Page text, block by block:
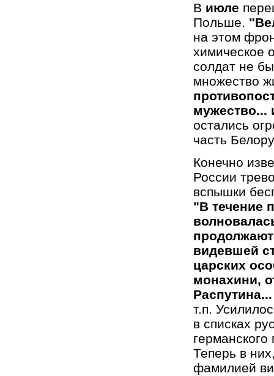
В июле
Польше.
на этом
химическое
солдат не
множество
мужество...
остались
часть
Конечно
России
вспышки
"В течение
видевшей
царских
монахини,
т.п.
в списках
Теперь в
фамилией